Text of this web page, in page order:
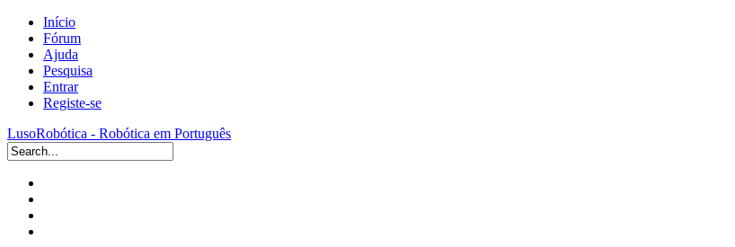
Início
Fórum
Ajuda
Pesquisa
Entrar
Registe-se
LusoRobótica - Robótica em Português